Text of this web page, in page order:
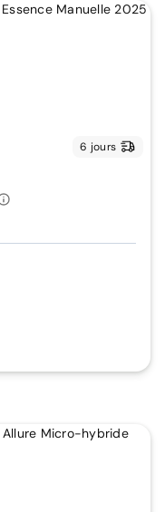
6 jours